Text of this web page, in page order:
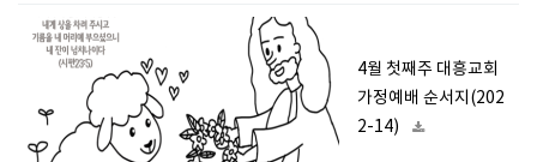
4월 첫째주 대흥교회
가정예배 순서지(202
2-14)